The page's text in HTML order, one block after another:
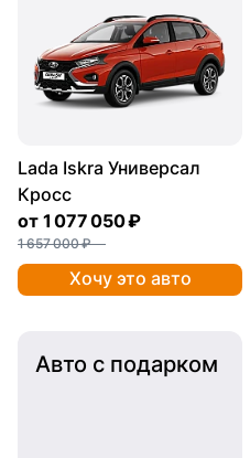
Lada Iskra Универсал
Кросс
от 1 077 050 ₽
1 657 000 ₽
Хочу это авто
Авто с подарком